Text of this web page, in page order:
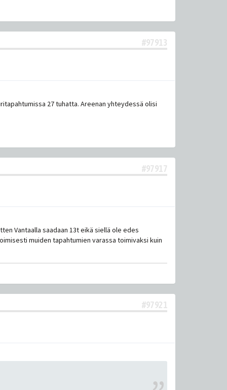
#97913
27 tuhatta. Areenan yhteydessä olisi
#97917
Vantaalla saadaan 13t eikä siellä ole edes
muiden tapahtumien varassa toimivaksi kuin
#97921